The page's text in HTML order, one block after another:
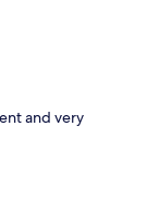
and very